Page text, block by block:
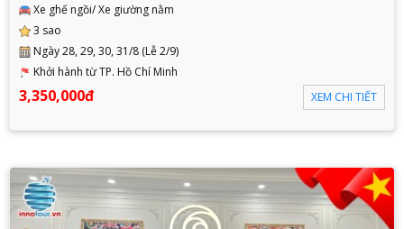
Xe ghế ngồi/ Xe giường nằm
3 sao
Ngày 28, 29, 30, 31/8 (Lễ 2/9)
Khởi hành từ TP. Hồ Chí Minh
3,350,000đ XEM CHI TIẾT